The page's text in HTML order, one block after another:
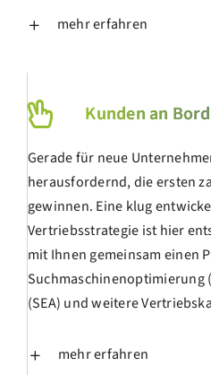
mehr erfahren
Kunden an
Gerade für neue
herausfordernd, die ersten
gewinnen. Eine klug
Vertriebsstrategie ist hier
mit Ihnen gemeinsam einen
Suchmaschinenoptimierung
(SEA) und weitere
mehr erfahren